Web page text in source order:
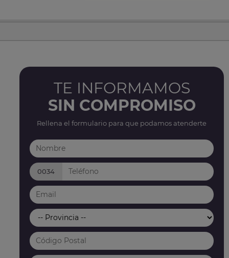
TE INFORMAMOS
SIN COMPROMISO
Rellena el formulario para que podamos atenderte
0034